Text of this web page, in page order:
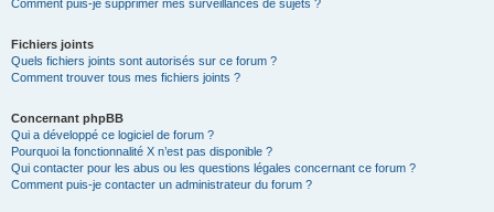
Comment puis-je supprimer mes surveillances de sujets ?
Fichiers joints
Quels fichiers joints sont autorisés sur ce forum ?
Comment trouver tous mes fichiers joints ?
Concernant phpBB
Qui a développé ce logiciel de forum ?
Pourquoi la fonctionnalité X n’est pas disponible ?
Qui contacter pour les abus ou les questions légales concernant ce forum ?
Comment puis-je contacter un administrateur du forum ?